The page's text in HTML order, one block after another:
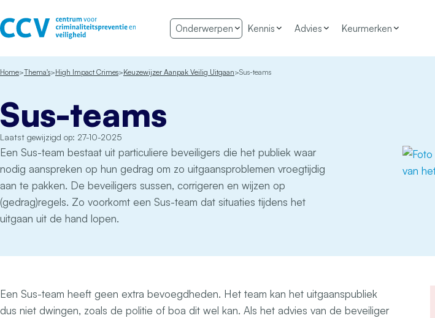
Onderwerpen Kennis Advies Keurmerken
Home Thema's High Impact Crimes Keuzewijzer Aanpak Veilig Uitgaan Sus-teams
Sus-teams
Laatst gewijzigd op: 27-10-2025
Een Sus-team bestaat uit particuliere beveiligers die het publiek waar
nodig aanspreken op hun gedrag om zo uitgaansproblemen vroegtijdig
aan te pakken. De beveiligers sussen, corrigeren en wijzen op
(gedrag)regels. Zo voorkomt een Sus-team dat situaties tijdens het
uitgaan uit de hand lopen.
Een Sus-team heeft geen extra bevoegdheden. Het team kan het uitgaanspubliek
dus niet dwingen, zoals de politie of boa dit wel kan. Als het advies van de beveiliger